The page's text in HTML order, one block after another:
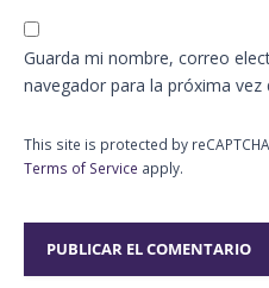
Guarda mi nombre, correo
navegador para la próxima vez
This site is protected by
Terms of Service apply.